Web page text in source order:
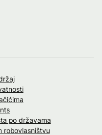
po državama
robovlasništvu